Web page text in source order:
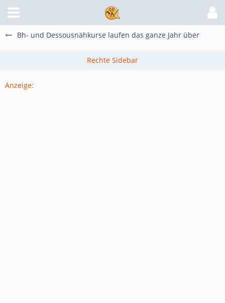
Bh- und Dessousnähkurse laufen das ganze Jahr über
Anzeige: